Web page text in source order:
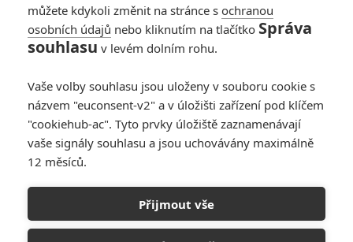
Zobrazit dalších 7 obrázků
Ryan Murphy připravil pro Netflix nové filmové
zpracování přelomové divadelní hry. Pusťte si trailer.
můžete kdykoli změnit na stránce s ochranou
osobních údajů nebo kliknutím na tlačítko Správa
souhlasu v levém dolním rohu.
Vaše volby souhlasu jsou uloženy v souboru cookie s
názvem "euconsent-v2" a v úložišti zařízení pod klíčem
"cookiehub-ac". Tyto prvky úložiště zaznamenávají
vaše signály souhlasu a jsou uchovávány maximálně
12 měsíců.
Přijmout vše